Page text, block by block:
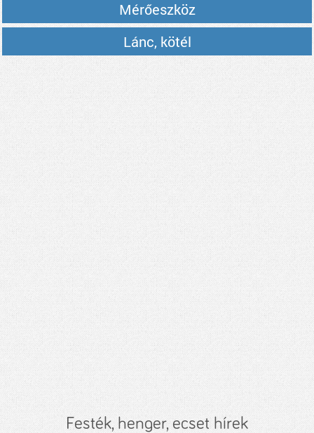
Mérőeszköz
Lánc, kötél
Festék, henger, ecset hírek